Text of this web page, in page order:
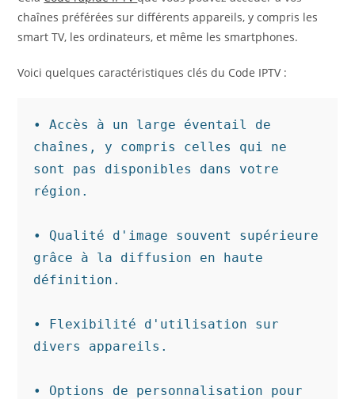
chaînes préférées sur différents appareils, y compris les
smart TV, les ordinateurs, et même les smartphones.
Voici quelques caractéristiques clés du Code IPTV :
• Accès à un large éventail de
chaînes, y compris celles qui ne
sont pas disponibles dans votre
région.
• Qualité d'image souvent supérieure
grâce à la diffusion en haute
définition.
• Flexibilité d'utilisation sur
divers appareils.
• Options de personnalisation pour